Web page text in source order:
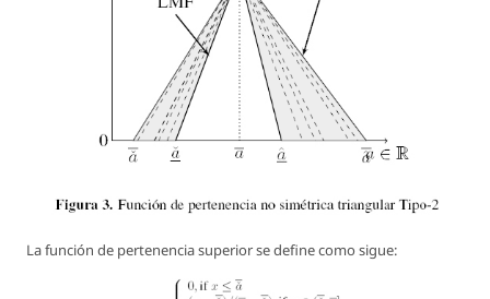
La función de pertenencia superior se define como sigue: